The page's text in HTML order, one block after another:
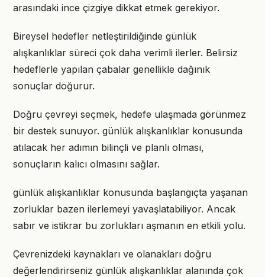
arasındaki ince çizgiye dikkat etmek gerekiyor.
Bireysel hedefler netleştirildiğinde günlük
alışkanlıklar süreci çok daha verimli ilerler. Belirsiz
hedeflerle yapılan çabalar genellikle dağınık
sonuçlar doğurur.
Doğru çevreyi seçmek, hedefe ulaşmada görünmez
bir destek sunuyor. günlük alışkanlıklar konusunda
atılacak her adımın bilinçli ve planlı olması,
sonuçların kalıcı olmasını sağlar.
günlük alışkanlıklar konusunda başlangıçta yaşanan
zorluklar bazen ilerlemeyi yavaşlatabiliyor. Ancak
sabır ve istikrar bu zorlukları aşmanın en etkili yolu.
Çevrenizdeki kaynakları ve olanakları doğru
değerlendirirseniz günlük alışkanlıklar alanında çok